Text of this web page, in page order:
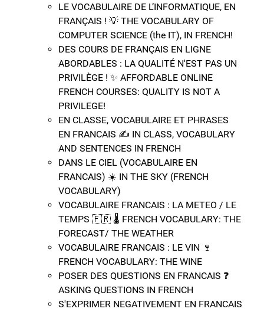
LE VOCABULAIRE DE L’INFORMATIQUE, EN
FRANÇAIS ! 💡​ THE VOCABULARY OF
COMPUTER SCIENCE (the IT), IN FRENCH!
DES COURS DE FRANÇAIS EN LIGNE
ABORDABLES : LA QUALITÉ N'EST PAS UN
PRIVILÈGE ! ✨​ AFFORDABLE ONLINE
FRENCH COURSES: QUALITY IS NOT A
PRIVILEGE!
EN CLASSE, VOCABULAIRE ET PHRASES
EN FRANCAIS ✍️​ IN CLASS, VOCABULARY
AND SENTENCES IN FRENCH
DANS LE CIEL (VOCABULAIRE EN
FRANCAIS) ☀️​ IN THE SKY (FRENCH
VOCABULARY)
VOCABULAIRE FRANCAIS : LA METEO / LE
TEMPS 🇫🇷​ 🌡️​ FRENCH VOCABULARY: THE
FORECAST/ THE WEATHER
VOCABULAIRE FRANCAIS : LE VIN 🍷​
FRENCH VOCABULARY: THE WINE
POSER DES QUESTIONS EN FRANCAIS ❓​
ASKING QUESTIONS IN FRENCH
S'EXPRIMER NEGATIVEMENT EN FRANCAIS